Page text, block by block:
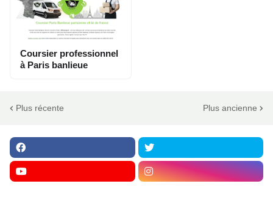
Coursier professionnel
à Paris banlieue
Plus récente Plus ancienne